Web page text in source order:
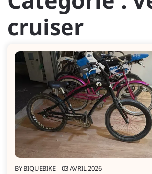
cruiser
BY BIQUEBIKE 03 AVRIL 2026